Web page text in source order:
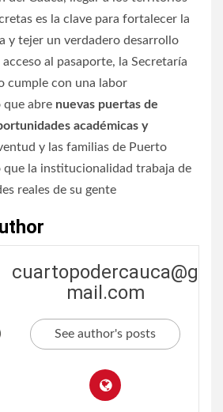
es la clave para fortalecer la
y tejer un verdadero desarrollo
al pasaporte, la Secretaría
cumple con una labor
abre nuevas puertas de
académicas y
y las familias de Puerto
que la institucionalidad trabaja de
reales de su gente
cuartopodercauca@g
mail.com
See author's posts